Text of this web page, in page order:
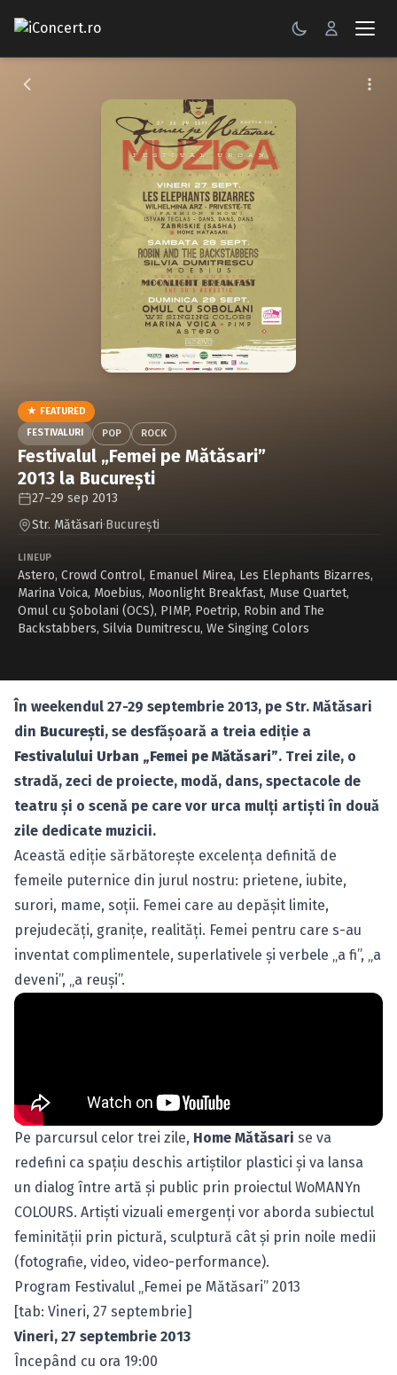
CONCERTE
Caută în site...
★ FEATURED
FESTIVALURI
POP ROCK
Festivalul „Femei pe Mătăsari”
2013 la Bucureşti
27–29 sep 2013
Str. Mătăsari·Bucureşti
LINEUP
Astero, Crowd Control, Emanuel Mirea, Les Elephants Bizarres,
Marina Voica, Moebius, Moonlight Breakfast, Muse Quartet,
Omul cu Şobolani (OCS), PIMP, Poetrip, Robin and The
Backstabbers, Silvia Dumitrescu, We Singing Colors
În weekendul 27-29 septembrie 2013, pe Str. Mătăsari
din Bucureşti, se desfăşoară a treia ediţie a
Festivalului Urban „Femei pe Mătăsari”. Trei zile, o
stradă, zeci de proiecte, modă, dans, spectacole de
teatru şi o scenă pe care vor urca mulţi artişti în două
zile dedicate muzicii.
Această ediţie sărbătoreşte excelenţa definită de
femeile puternice din jurul nostru: prietene, iubite,
surori, mame, soţii. Femei care au depăşit limite,
prejudecăţi, graniţe, realităţi. Femei pentru care s-au
inventat complimentele, superlativele şi verbele „a fi”, „a
deveni”, „a reuşi”.
Pe parcursul celor trei zile, Home Mătăsari se va
redefini ca spaţiu deschis artiştilor plastici şi va lansa
un dialog între artă şi public prin proiectul WoMANYn
COLOURS. Artişti vizuali emergenţi vor aborda subiectul
feminităţii prin pictură, sculptură cât şi prin noile medii
(fotografie, video, video-performance).
Program Festivalul „Femei pe Mătăsari” 2013
[tab: Vineri, 27 septembrie]
Vineri, 27 septembrie 2013
Începând cu ora 19:00